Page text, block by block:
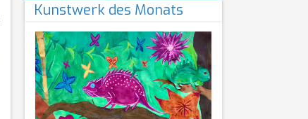
Kunstwerk des Monats